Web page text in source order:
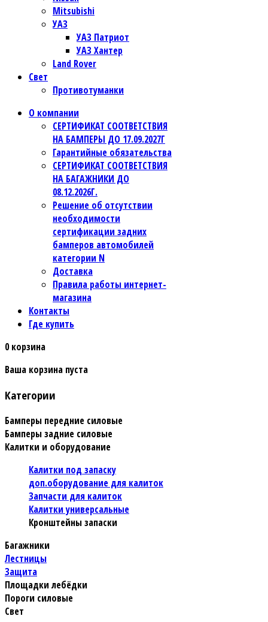
Mitsubishi
УАЗ
УАЗ Патриот
УАЗ Хантер
Land Rover
Свет
Противотуманки
О компании
СЕРТИФИКАТ СООТВЕТСТВИЯ
НА БАМПЕРЫ ДО 17.09.2027Г
Гарантийные обязательства
СЕРТИФИКАТ СООТВЕТСТВИЯ
НА БАГАЖНИКИ ДО
08.12.2026Г.
Решение об отсутствии
необходимости
сертификации задних
бамперов автомобилей
категории N
Доставка
Правила работы интернет-
магазина
Контакты
Где купить
0 корзина
Ваша корзина пуста
Категории
Бамперы передние силовые
Бамперы задние силовые
Калитки и оборудование
Калитки под запаску
доп.оборудование для калиток
Запчасти для калиток
Калитки универсальные
Кронштейны запаски
Багажники
Лестницы
Защита
Площадки лебёдки
Пороги силовые
Свет